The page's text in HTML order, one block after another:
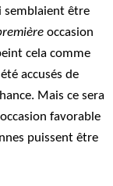
semblaient être
occasion
cela comme
accusés de
Mais ce sera
favorable
puissent être